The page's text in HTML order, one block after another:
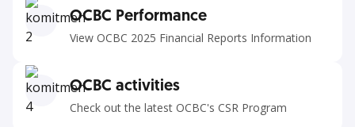
OCBC Performance
View OCBC 2025 Financial Reports Information
OCBC activities
Check out the latest OCBC's CSR Program